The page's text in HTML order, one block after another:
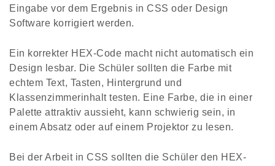
Eingabe vor dem Ergebnis in CSS oder Design
Software korrigiert werden.
Ein korrekter HEX-Code macht nicht automatisch ein
Design lesbar. Die Schüler sollten die Farbe mit
echtem Text, Tasten, Hintergrund und
Klassenzimmerinhalt testen. Eine Farbe, die in einer
Palette attraktiv aussieht, kann schwierig sein, in
einem Absatz oder auf einem Projektor zu lesen.
Bei der Arbeit in CSS sollten die Schüler den HEX-